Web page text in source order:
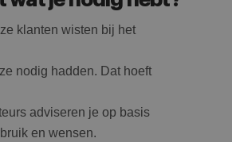
klanten wisten bij het
nodig hadden. Dat hoeft
adviseren je op basis
en wensen.